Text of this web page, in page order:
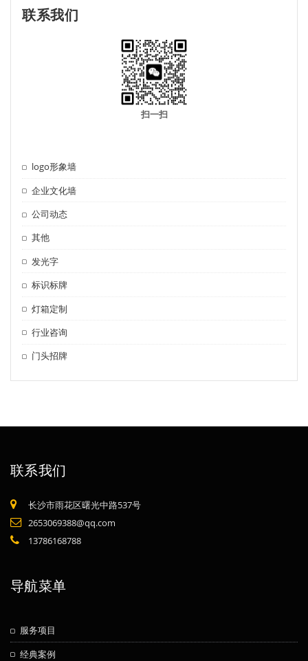
联系我们
扫一扫
logo形象墙
企业文化墙
公司动态
其他
发光字
标识标牌
灯箱定制
行业咨询
门头招牌
联系我们
长沙市雨花区曙光中路537号
2653069388@qq.com
13786168788
导航菜单
服务项目
经典案例